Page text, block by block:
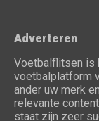
Adverteren
Voetbalflitsen is
voetbalplatform
ander uw merk
relevante
staat zijn zeer